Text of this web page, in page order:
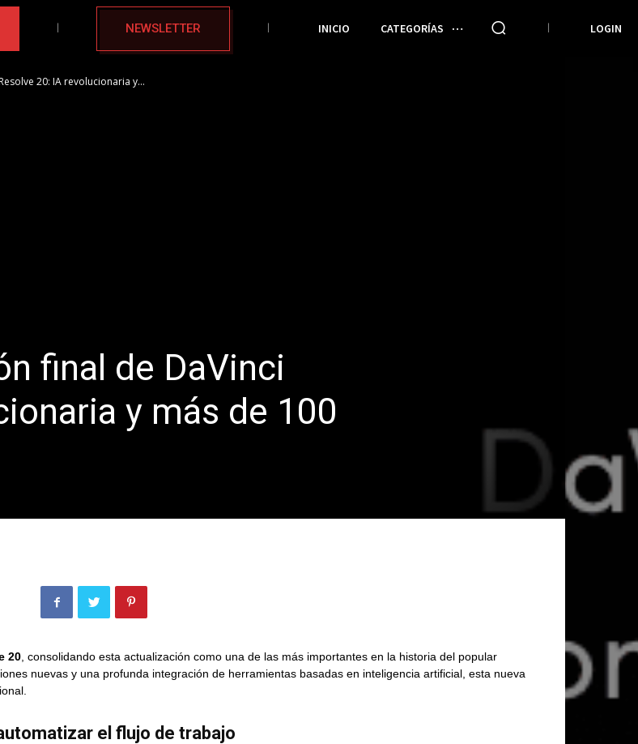
NEWSLETTER INICIO CATEGORÍAS LOGIN
20: IA revolucionaria y...
final de DaVinci
y más de 100
20 , consolidando esta actualización como una de las más importantes en la historia del popular
nuevas y una profunda integración de herramientas basadas en inteligencia artificial, esta nueva
el flujo de trabajo